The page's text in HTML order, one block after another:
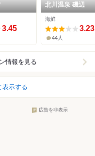
3.45
北川温泉 磯辺
海鮮
3.23
44人
情報を見る
表示する
広告を非表示